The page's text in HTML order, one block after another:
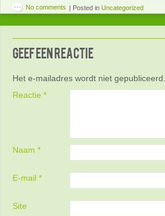
No comments | Posted in Uncategorized
Geef een reactie
Het e-mailadres wordt niet gepubliceerd.
Reactie *
Naam *
E-mail *
Site